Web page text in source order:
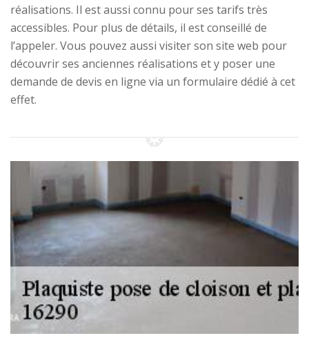
réalisations. Il est aussi connu pour ses tarifs très
accessibles. Pour plus de détails, il est conseillé de
l’appeler. Vous pouvez aussi visiter son site web pour
découvrir ses anciennes réalisations et y poser une
demande de devis en ligne via un formulaire dédié à cet
effet.